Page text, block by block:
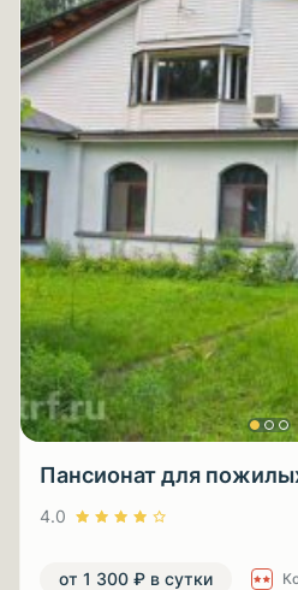
Пансионат для
4.0
от 1 300 ₽ в сутки